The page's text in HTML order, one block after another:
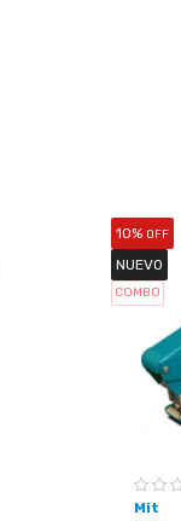
10% OFF
NUEVO
COMBO
Mit